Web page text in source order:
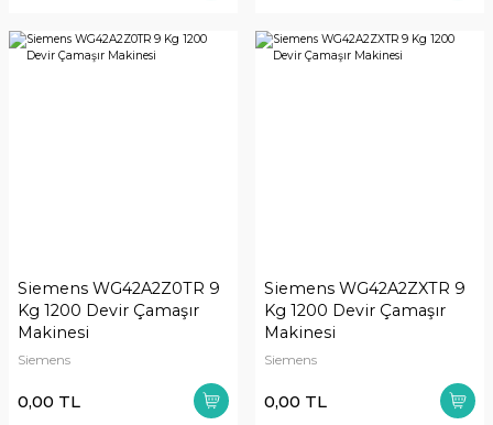
Siemens WG42A2Z0TR 9
Kg 1200 Devir Çamaşır
Makinesi
Siemens
0,00 TL
Siemens WG42A2ZXTR 9
Kg 1200 Devir Çamaşır
Makinesi
Siemens
0,00 TL